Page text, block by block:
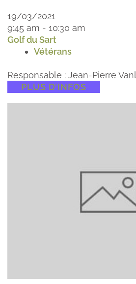
19/03/2021
9:45 am - 10:30 am
Golf du Sart
Vétérans
Responsable : Jean-Pierre
PLUS D’INFOS